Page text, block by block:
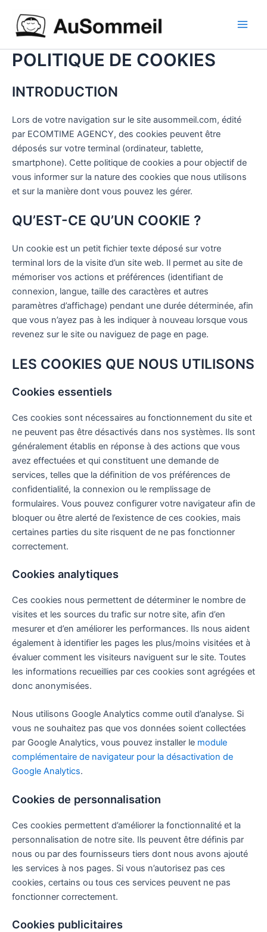
contenu
POLITIQUE DE COOKIES
INTRODUCTION
Lors de votre navigation sur le site ausommeil.com, édité
par ECOMTIME AGENCY, des cookies peuvent être
déposés sur votre terminal (ordinateur, tablette,
smartphone). Cette politique de cookies a pour objectif de
vous informer sur la nature des cookies que nous utilisons
et sur la manière dont vous pouvez les gérer.
QU’EST-CE QU’UN COOKIE ?
Un cookie est un petit fichier texte déposé sur votre
terminal lors de la visite d’un site web. Il permet au site de
mémoriser vos actions et préférences (identifiant de
connexion, langue, taille des caractères et autres
paramètres d’affichage) pendant une durée déterminée, afin
que vous n’ayez pas à les indiquer à nouveau lorsque vous
revenez sur le site ou naviguez de page en page.
LES COOKIES QUE NOUS UTILISONS
Cookies essentiels
Ces cookies sont nécessaires au fonctionnement du site et
ne peuvent pas être désactivés dans nos systèmes. Ils sont
généralement établis en réponse à des actions que vous
avez effectuées et qui constituent une demande de
services, telles que la définition de vos préférences de
confidentialité, la connexion ou le remplissage de
formulaires. Vous pouvez configurer votre navigateur afin de
bloquer ou être alerté de l’existence de ces cookies, mais
certaines parties du site risquent de ne pas fonctionner
correctement.
Cookies analytiques
Ces cookies nous permettent de déterminer le nombre de
visites et les sources du trafic sur notre site, afin d’en
mesurer et d’en améliorer les performances. Ils nous aident
également à identifier les pages les plus/moins visitées et à
évaluer comment les visiteurs naviguent sur le site. Toutes
les informations recueillies par ces cookies sont agrégées et
donc anonymisées.
Nous utilisons Google Analytics comme outil d’analyse. Si
vous ne souhaitez pas que vos données soient collectées
par Google Analytics, vous pouvez installer le module
complémentaire de navigateur pour la désactivation de
Google Analytics.
Cookies de personnalisation
Ces cookies permettent d’améliorer la fonctionnalité et la
personnalisation de notre site. Ils peuvent être définis par
nous ou par des fournisseurs tiers dont nous avons ajouté
les services à nos pages. Si vous n’autorisez pas ces
cookies, certains ou tous ces services peuvent ne pas
fonctionner correctement.
Cookies publicitaires